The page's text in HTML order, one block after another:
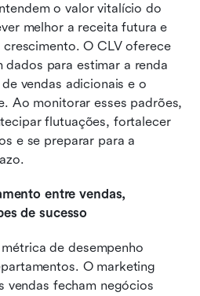
o valor vitalício do
melhor a receita futura e
O CLV oferece
dados para estimar a renda
vendas adicionais e o
Ao monitorar esses padrões,
flutuações, fortalecer
e se preparar para a
entre vendas,
de sucesso
de desempenho
O marketing
vendas fecham negócios